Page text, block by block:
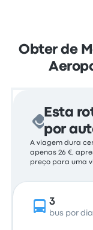
Obter de
Esta
por
A viagem dura
apenas 26 €,
preço para uma
3
bus por dia